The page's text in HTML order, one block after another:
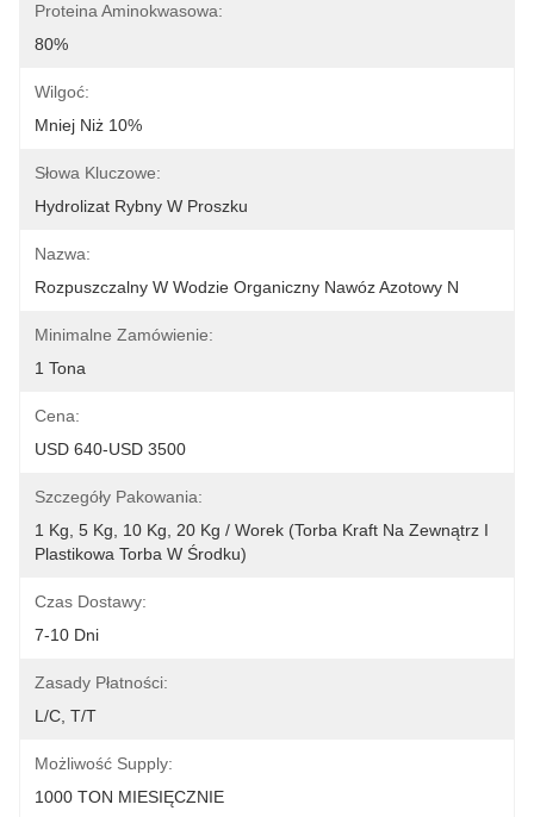
Proteina Aminokwasowa:
80%
Wilgoć:
Mniej Niż 10%
Słowa Kluczowe:
Hydrolizat Rybny W Proszku
Nazwa:
Rozpuszczalny W Wodzie Organiczny Nawóz Azotowy N
Minimalne Zamówienie:
1 Tona
Cena:
USD 640-USD 3500
Szczegóły Pakowania:
1 Kg, 5 Kg, 10 Kg, 20 Kg / Worek (torba Kraft Na Zewnątrz I
Plastikowa Torba W Środku)
Czas Dostawy:
7-10 Dni
Zasady Płatności:
L/C, T/T
Możliwość Supply:
1000 TON MIESIĘCZNIE